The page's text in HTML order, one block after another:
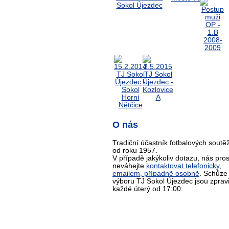
O nás
Tradiční účastník fotbalových
od roku 1957.
V případě jakýkoliv dotazu, nás
neváhejte kontaktovat telefonicky,
emailem, případně osobně. Schůze
výboru TJ Sokol Újezdec jsou
každé úterý od 17:00.